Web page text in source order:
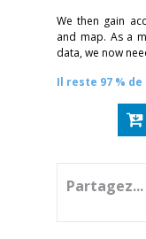
We then gain
and map. As a
data, we now
Il reste 97 %
Partagez...